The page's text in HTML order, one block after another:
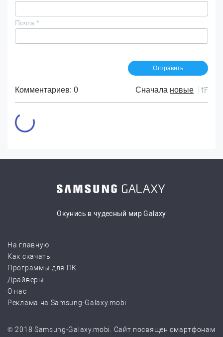
Почта *
Комментариев: 0 Сначала новые
Окунись в чудесный мир Galaxy
На главную
Как скачать
Программы для ПК
Драйверы
О нас
Реклама на Samsung-Galaxy.mobi
© 2018 Samsung-Galaxy.mobi. Сайт посвящен смартфонам